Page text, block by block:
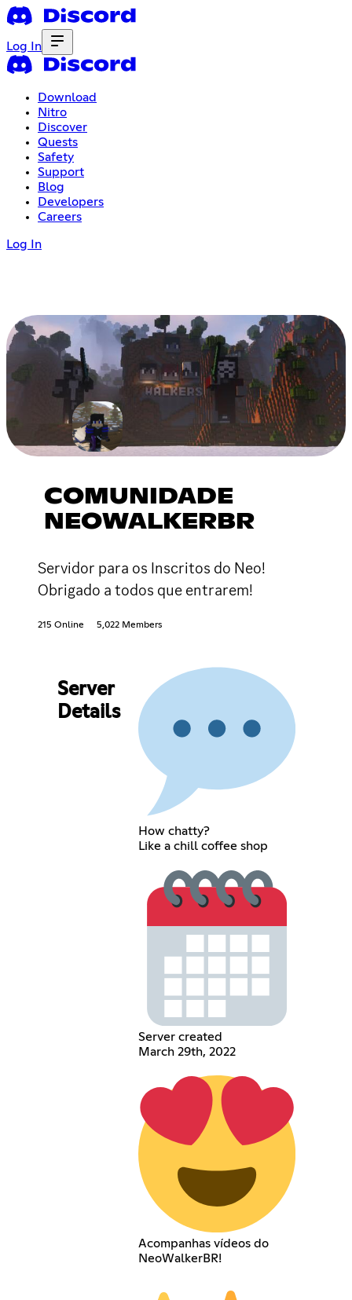
Log In
Download
Nitro
Discover
Quests
Safety
Support
Blog
Developers
Careers
Log In
COMUNIDADE
NEOWALKERBR
Servidor para os Inscritos do Neo!
Obrigado a todos que entrarem!
215 Online 5,022 Members
Server
Details
How chatty?
Like a chill coffee shop
Server created
March 29th, 2022
Acompanhas vídeos do
NeoWalkerBR!